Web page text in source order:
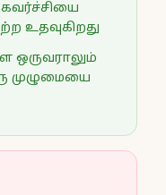
உதவுகிறது
ஒருவராலும்
முழுமையை